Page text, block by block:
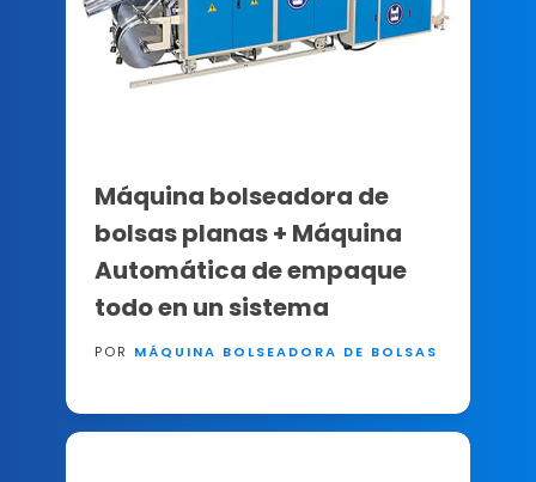
Máquina bolseadora de
bolsas planas + Máquina
Automática de empaque
todo en un sistema
POR MÁQUINA BOLSEADORA DE BOLSAS